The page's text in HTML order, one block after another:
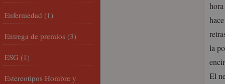
la
El
Enfermedad (1)
Entrega de premios (3)
ESG (1)
Estereotipos Hombre y